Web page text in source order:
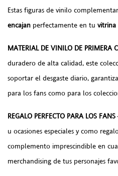
Estas figuras de vinilo
encajan perfectamente en tu vitrina
MATERIAL DE VINILO DE PRIMERA
duradero de alta calidad, este
soportar el desgaste diario,
para los fans como para los
REGALO PERFECTO PARA LOS FANS
u ocasiones especiales y como
complemento imprescindible en
merchandising de tus personajes